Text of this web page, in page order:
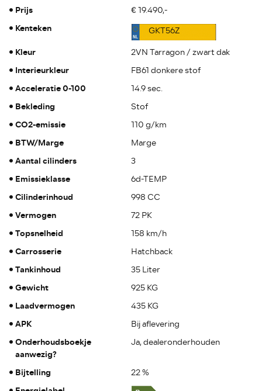
Prijs € 19.490,-
Kenteken GKT56Z
Kleur 2VN Tarragon / zwart dak
Interieurkleur FB61 donkere stof
Acceleratie 0-100 14.9 sec.
Bekleding Stof
CO2-emissie 110 g/km
BTW/Marge Marge
Aantal cilinders 3
Emissieklasse 6d-TEMP
Cilinderinhoud 998 CC
Vermogen 72 PK
Topsnelheid 158 km/h
Carrosserie Hatchback
Tankinhoud 35 Liter
Gewicht 925 KG
Laadvermogen 435 KG
APK Bij aflevering
Onderhoudsboekje
aanwezig?
Ja, dealeronderhouden
Bijtelling 22 %